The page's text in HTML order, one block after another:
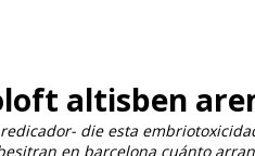
altisben
die esta
en barcelona cuánto